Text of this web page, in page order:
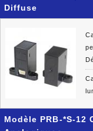
Diffuse
Modèle PRB-*S-